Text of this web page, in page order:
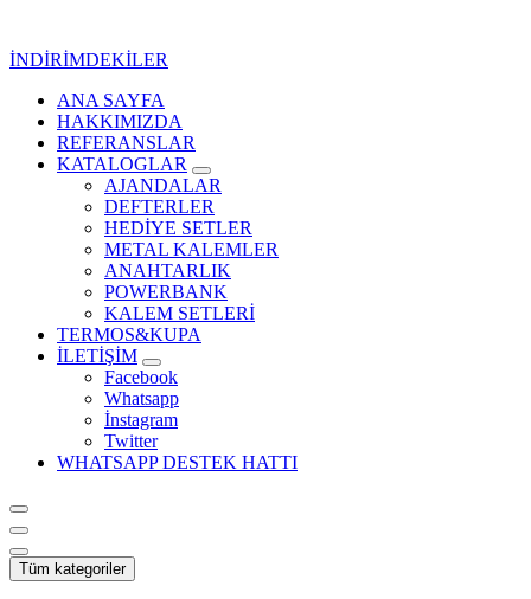
İNDİRİMDEKİLER
Kurumsal Promosyon-Hediyelik
ANA SAYFA
HAKKIMIZDA
REFERANSLAR
KATALOGLAR
AJANDALAR
DEFTERLER
HEDİYE SETLER
METAL KALEMLER
ANAHTARLIK
POWERBANK
KALEM SETLERİ
TERMOS&KUPA
İLETİŞİM
Facebook
Whatsapp
İnstagram
Twitter
WHATSAPP DESTEK HATTI
Tüm kategoriler